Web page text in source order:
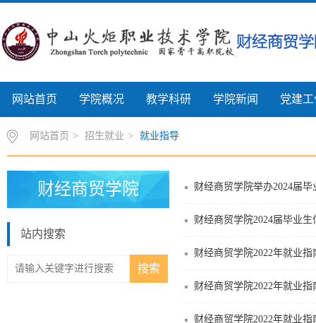
网站首页 学院概况 教学科研 学院新闻 党建
网站首页 > 招生就业 > 就业指导
财经商贸学院
站内搜索
财经商贸学院举办2024届
财经商贸学院2024届毕业生
财经商贸学院2022年就业
财经商贸学院2022年就业
财经商贸学院2022年就业